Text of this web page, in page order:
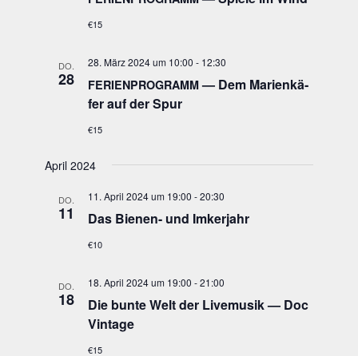
€15
DO.
28 FERIENPROGRAMM— Dem Mari­en­kä­
fer auf der Spur
28. März 2024 um 10:00 - 12:30
€15
April 2024
DO.
11 Das Bie­nen- und Imkerjahr
11. April 2024 um 19:00 -20:30
€10
DO.
18
Die bun­te Welt der Live­mu­sik — Doc
Vintage
18. April 2024 um 19:00 -21:00
€15